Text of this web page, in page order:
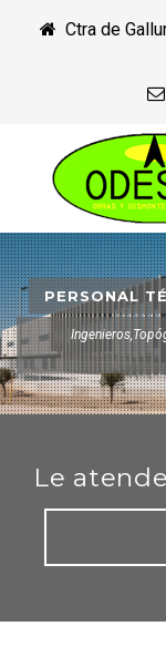
Ctra de
PERSONAL
Le